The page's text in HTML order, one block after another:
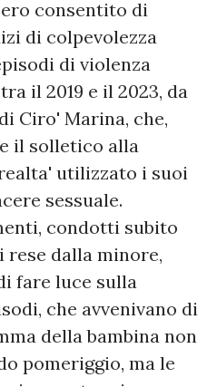
consentito di
di colpevolezza
di violenza
il 2019 e il 2023, da
Ciro' Marina, che,
il solletico alla
utilizzato i suoi
sessuale.
condotti subito
dalla minore,
fare luce sulla
che avvenivano di
della bambina non
pomeriggio, ma le